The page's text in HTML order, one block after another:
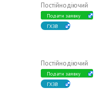
Постійнодіючий
Подати заявку
ГХЗВ
Постійнодіючий
Подати заявку
ГХЗВ